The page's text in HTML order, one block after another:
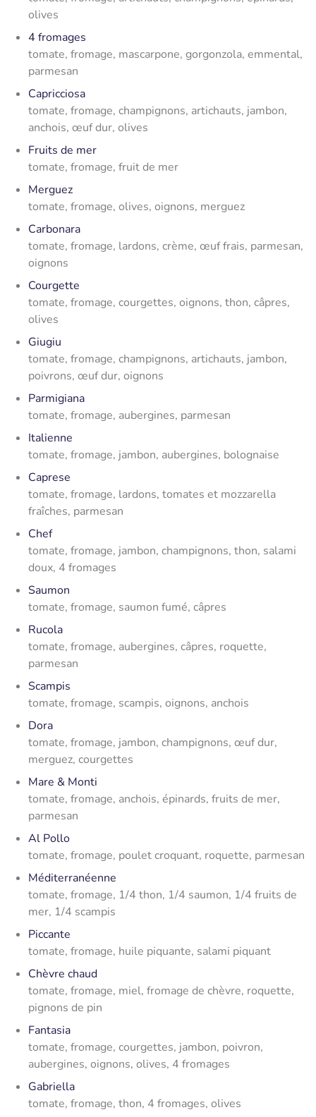
olives
4 fromages
tomate, fromage, mascarpone, gorgonzola, emmental,
parmesan
Capricciosa
tomate, fromage, champignons, artichauts, jambon,
anchois, œuf dur, olives
Fruits de mer
tomate, fromage, fruit de mer
Merguez
tomate, fromage, olives, oignons, merguez
Carbonara
tomate, fromage, lardons, crème, œuf frais, parmesan,
oignons
Courgette
tomate, fromage, courgettes, oignons, thon, câpres,
olives
Giugiu
tomate, fromage, champignons, artichauts, jambon,
poivrons, œuf dur, oignons
Parmigiana
tomate, fromage, aubergines, parmesan
Italienne
tomate, fromage, jambon, aubergines, bolognaise
Caprese
tomate, fromage, lardons, tomates et mozzarella
fraîches, parmesan
Chef
tomate, fromage, jambon, champignons, thon, salami
doux, 4 fromages
Saumon
tomate, fromage, saumon fumé, câpres
Rucola
tomate, fromage, aubergines, câpres, roquette,
parmesan
Scampis
tomate, fromage, scampis, oignons, anchois
Dora
tomate, fromage, jambon, champignons, œuf dur,
merguez, courgettes
Mare & Monti
tomate, fromage, anchois, épinards, fruits de mer,
parmesan
Al Pollo
tomate, fromage, poulet croquant, roquette, parmesan
Méditerranéenne
tomate, fromage, 1/4 thon, 1/4 saumon, 1/4 fruits de
mer, 1/4 scampis
Piccante
tomate, fromage, huile piquante, salami piquant
Chèvre chaud
tomate, fromage, miel, fromage de chèvre, roquette,
pignons de pin
Fantasia
tomate, fromage, courgettes, jambon, poivron,
aubergines, oignons, olives, 4 fromages
Gabriella
tomate, fromage, thon, 4 fromages, olives